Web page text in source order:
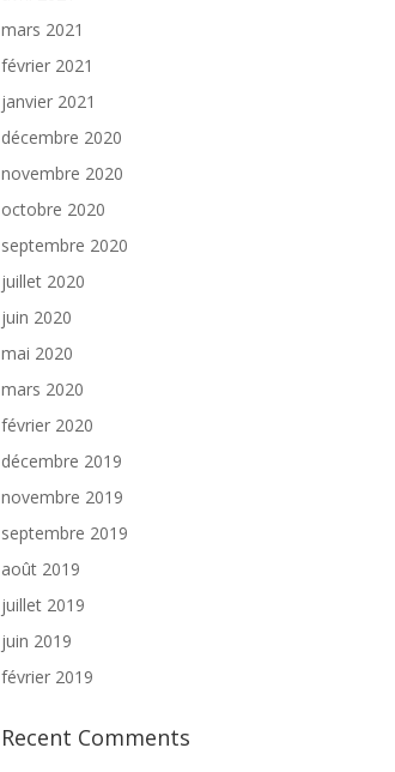
mars 2021
février 2021
janvier 2021
décembre 2020
novembre 2020
octobre 2020
septembre 2020
juillet 2020
juin 2020
mai 2020
mars 2020
février 2020
décembre 2019
novembre 2019
septembre 2019
août 2019
juillet 2019
juin 2019
février 2019
Recent Comments